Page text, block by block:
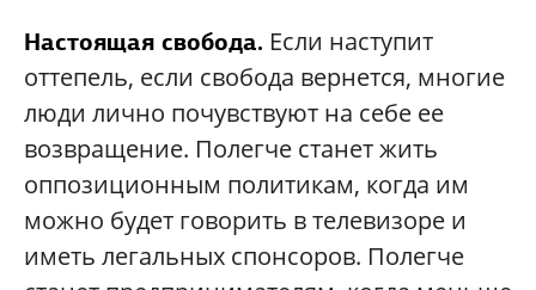
Настоящая свобода. Если наступит
оттепель, если свобода вернется, многие
люди лично почувствуют на себе ее
возвращение. Полегче станет жить
оппозиционным политикам, когда им
можно будет говорить в телевизоре и
иметь легальных спонсоров. Полегче